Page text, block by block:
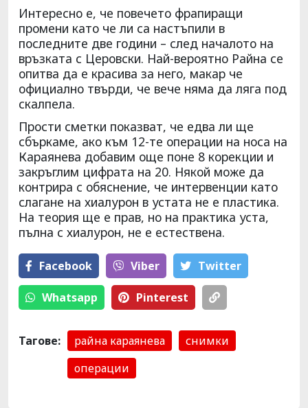
Интересно е, че повечето фрапиращи
промени като че ли са настъпили в
последните две години – след началото на
връзката с Церовски. Най-вероятно Райна се
опитва да е красива за него, макар че
официално твърди, че вече няма да ляга под
скалпела.
Прости сметки показват, че едва ли ще
сбъркаме, ако към 12-те операции на носа на
Караянева добавим още поне 8 корекции и
закръглим цифрата на 20. Някой може да
контрира с обяснение, че интервенции като
слагане на хиалурон в устата не е пластика.
На теория ще е прав, но на практика уста,
пълна с хиалурон, не е естествена.
Facebook Viber Тwitter
Whatsapp Pinterest
Тагове: райна караянева
снимки
операции